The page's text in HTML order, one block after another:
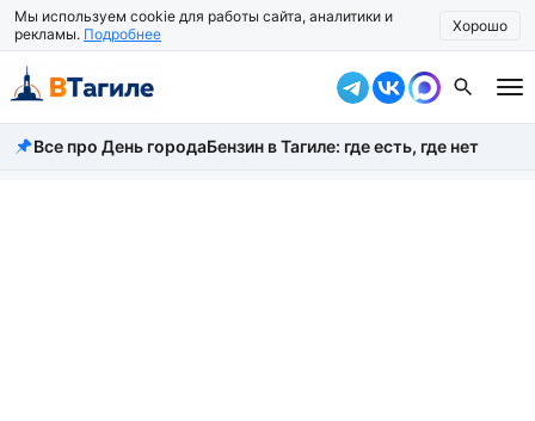
Мы используем cookie для работы сайта, аналитики и
рекламы. Подробнее Хорошо
Все новости
Все про День городаБензин в Тагиле: где есть, где нет